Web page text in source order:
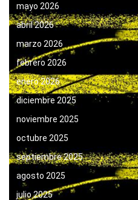
mayo 2026
abril 2026
marzo 2026
febrero 2026
enero 2026
diciembre 2025
noviembre 2025
octubre 2025
septiembre 2025
agosto 2025
julio 2025